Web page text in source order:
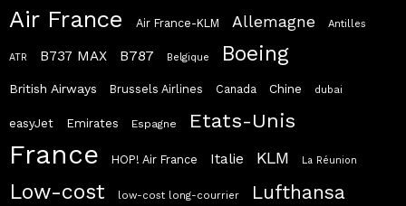
Air France Air France-KLM Allemagne Antilles
ATR B737 MAX B787 Belgique Boeing
British Airways Brussels Airlines Canada Chine dubai
easyJet Emirates Espagne Etats-Unis
France HOP! Air France Italie KLM La Réunion
Low-cost low-cost long-courrier Lufthansa